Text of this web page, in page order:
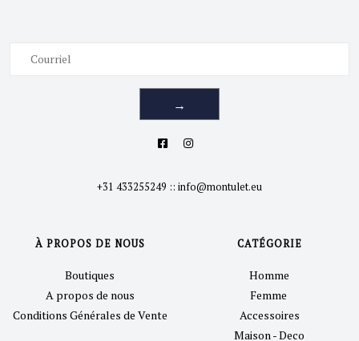
→
+31 433255249 :: info@montulet.eu
À PROPOS DE NOUS
Boutiques
A propos de nous
Conditions Générales de Vente
CATÉGORIE
Homme
Femme
Accessoires
Maison - Deco